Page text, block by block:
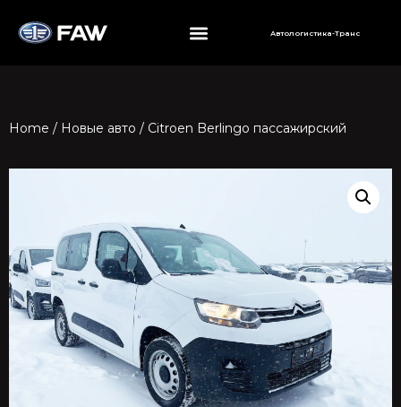
Автологистика-Транс
Home / Новые авто / Citroen Berlingo пассажирский